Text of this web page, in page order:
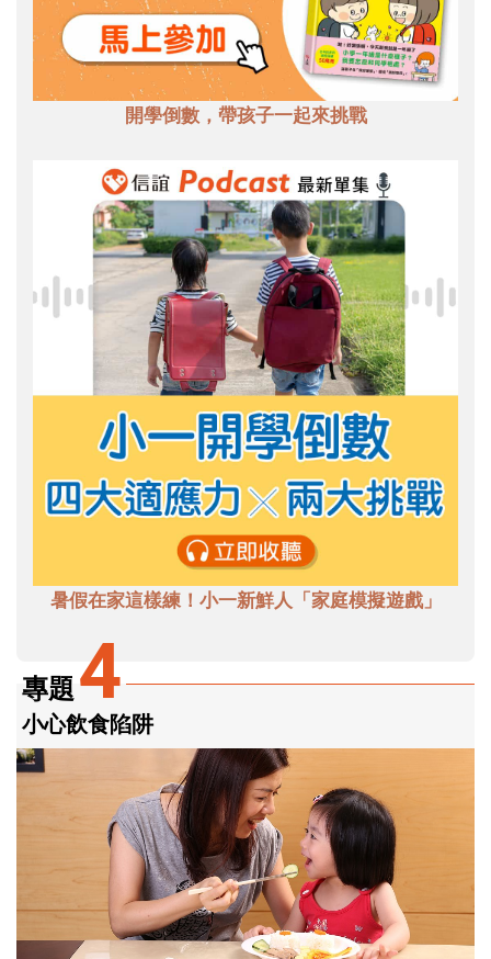
開學倒數，帶孩子一起來挑戰
暑假在家這樣練！小一新鮮人「家庭模擬遊戲」
專題4
小心飲食陷阱